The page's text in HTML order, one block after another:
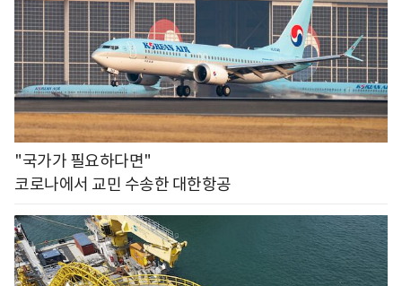
"국가가 필요하다면"
코로나에서 교민 수송한 대한항공